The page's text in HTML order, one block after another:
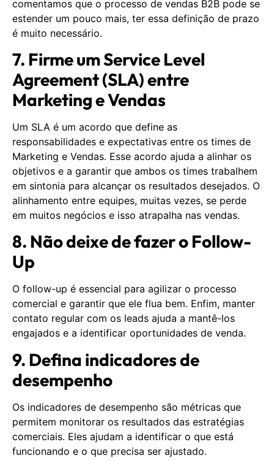
comentamos que o processo de vendas B2B pode se
estender um pouco mais, ter essa definição de prazo
é muito necessário.
7. Firme um Service Level
Agreement (SLA) entre
Marketing e Vendas
Um SLA é um acordo que define as
responsabilidades e expectativas entre os times de
Marketing e Vendas. Esse acordo ajuda a alinhar os
objetivos e a garantir que ambos os times trabalhem
em sintonia para alcançar os resultados desejados. O
alinhamento entre equipes, muitas vezes, se perde
em muitos negócios e isso atrapalha nas vendas.
8. Não deixe de fazer o Follow-
Up
O follow-up é essencial para agilizar o processo
comercial e garantir que ele flua bem. Enfim, manter
contato regular com os leads ajuda a mantê-los
engajados e a identificar oportunidades de venda.
9. Defina indicadores de
desempenho
Os indicadores de desempenho são métricas que
permitem monitorar os resultados das estratégias
comerciais. Eles ajudam a identificar o que está
funcionando e o que precisa ser ajustado.